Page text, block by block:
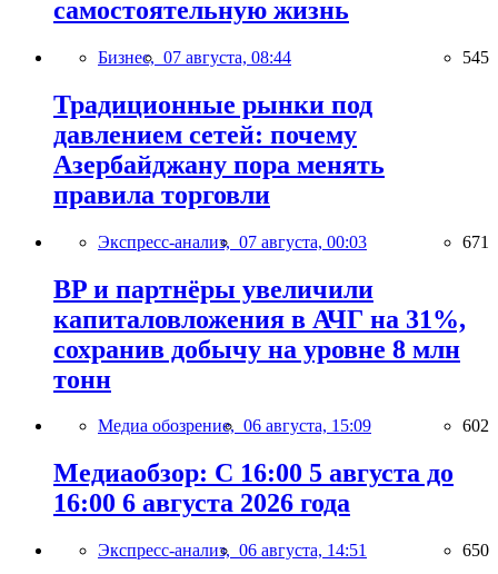
самостоятельную жизнь
Бизнес, 07 августа, 08:44 545
Традиционные рынки под
давлением сетей: почему
Азербайджану пора менять
правила торговли
Экспресс-анализ, 07 августа, 00:03 671
BP и партнёры увеличили
капиталовложения в АЧГ на 31%,
сохранив добычу на уровне 8 млн
тонн
Медиа обозрение, 06 августа, 15:09 602
Медиаобзор: С 16:00 5 августа до
16:00 6 августа 2026 года
Экспресс-анализ, 06 августа, 14:51 650